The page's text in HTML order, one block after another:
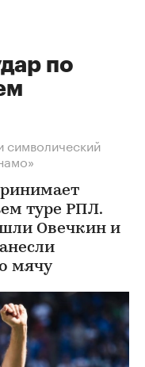
по
символический
туре РПЛ.
Овечкин и
мячу